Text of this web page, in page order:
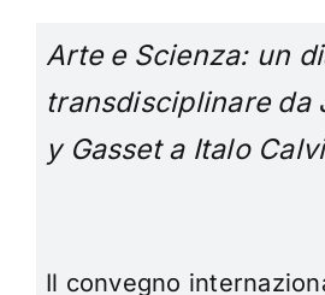
Arte e Scienza: un
transdisciplinare da
y Gasset a Italo
Il convegno